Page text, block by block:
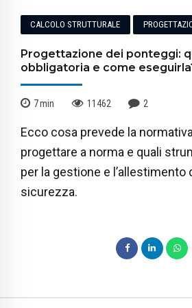
CALCOLO STRUTTURALE
Progettazione dei ponteggi:
obbligatoria e come
7min 11462 2
Ecco cosa prevede la
progettare a norma e quali
per la gestione e l’allestimento
sicurezza.